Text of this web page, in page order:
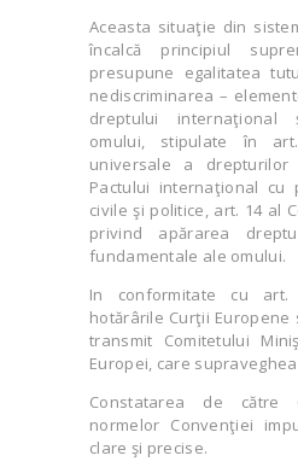
Aceasta situaţie din
încalcă principiul
presupune egalitatea
nediscriminarea –
dreptului
omului, stipulate în
universale a
Pactului internaţional cu
civile şi politice, art. 14 al
privind apărarea
fundamentale ale omului.
In conformitate cu
hotărârile Curţii Europene
transmit Comitetului
Europei, care
Constatarea de către
normelor Convenţiei
clare şi precise.